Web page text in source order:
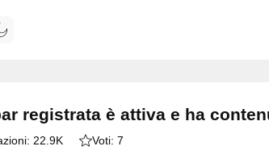
registrata è attiva e ha
22.9K Voti: 7